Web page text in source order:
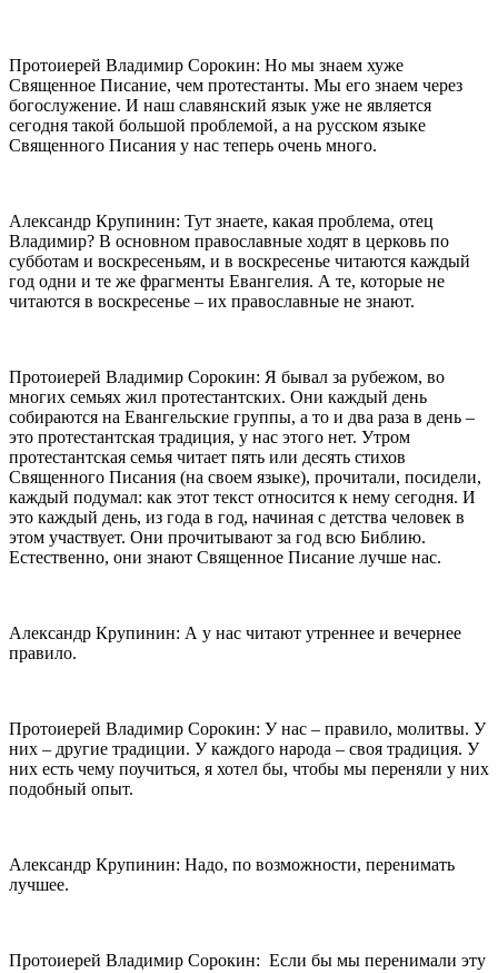
Протоиерей Владимир Сорокин: Но мы знаем хуже
Священное Писание, чем протестанты. Мы его знаем через
богослужение. И наш славянский язык уже не является
сегодня такой большой проблемой, а на русском языке
Священного Писания у нас теперь очень много.
Александр Крупинин: Тут знаете, какая проблема, отец
Владимир? В основном православные ходят в церковь по
субботам и воскресеньям, и в воскресенье читаются каждый
год одни и те же фрагменты Евангелия. А те, которые не
читаются в воскресенье – их православные не знают.
Протоиерей Владимир Сорокин: Я бывал за рубежом, во
многих семьях жил протестантских. Они каждый день
собираются на Евангельские группы, а то и два раза в день –
это протестантская традиция, у нас этого нет. Утром
протестантская семья читает пять или десять стихов
Священного Писания (на своем языке), прочитали, посидели,
каждый подумал: как этот текст относится к нему сегодня. И
это каждый день, из года в год, начиная с детства человек в
этом участвует. Они прочитывают за год всю Библию.
Естественно, они знают Священное Писание лучше нас.
Александр Крупинин: А у нас читают утреннее и вечернее
правило.
Протоиерей Владимир Сорокин: У нас – правило, молитвы. У
них – другие традиции. У каждого народа – своя традиция. У
них есть чему поучиться, я хотел бы, чтобы мы переняли у них
подобный опыт.
Александр Крупинин: Надо, по возможности, перенимать
лучшее.
Протоиерей Владимир Сорокин: Если бы мы перенимали эту